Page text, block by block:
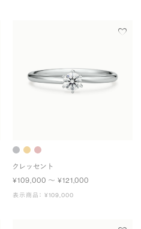
クレッセント
¥109,000 〜 ¥121,000
表示商品： ¥109,000